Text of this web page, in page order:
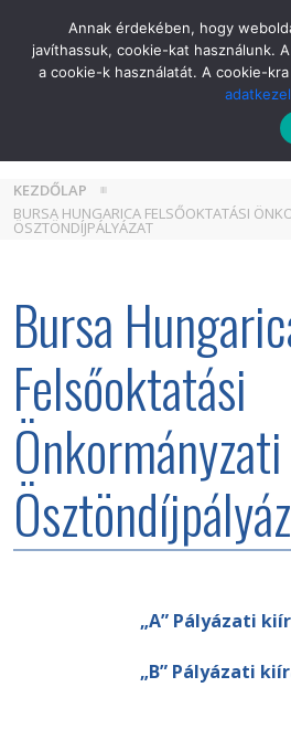
KEZDŐLAP
BURSA HUNGARICA FELSŐOKTATÁSI
ÖSZTÖNDÍJPÁLYÁZAT
Bursa
Felsőoktatási
Önkormányzati
„A” Pályázati
„B” Pályázati
Annak érdekében, hogy
javíthassuk, cookie-kat használunk.
a cookie-k használatát. A cookie-